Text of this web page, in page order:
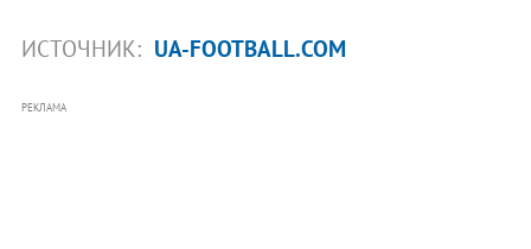
ИСТОЧНИК: UA-FOOTBALL.COM
РЕКЛАМА